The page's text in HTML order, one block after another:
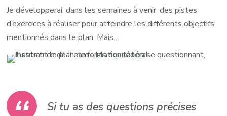
Je développerai, dans les semaines à venir, des pistes
d’exercices à réaliser pour atteindre les différents objectifs
mentionnés dans le plan. Mais…
Si tu as des questions précises